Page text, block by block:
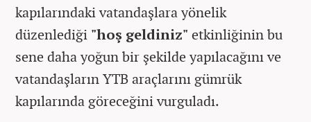
kapılarındaki vatandaşlara yönelik
düzenlediği "hoş geldiniz" etkinliğinin bu
sene daha yoğun bir şekilde yapılacağını ve
vatandaşların YTB araçlarını gümrük
kapılarında göreceğini vurguladı.